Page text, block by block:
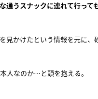
うスナックに連れて行って
見かけたという情報を元に
人なのか…と頭を抱える。